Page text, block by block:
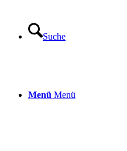
Suche
Menü Menü